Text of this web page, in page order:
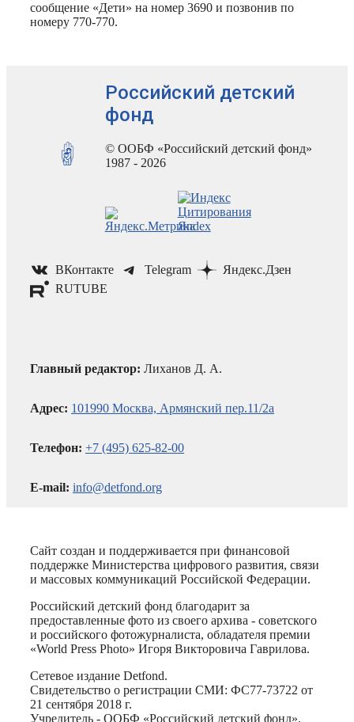
сообщение «Дети» на номер 3690 и позвонив по
номеру 770-770.
Российский детский
фонд
© ООБФ «Российский детский фонд»
1987 - 2026
ВКонтакте Telegram
Яндекс.Дзен
RUTUBE
Главный редактор: Лиханов Д. А.
Адрес: 101990 Москва, Армянский пер.11/2а
Телефон: +7 (495) 625-82-00
E-mail: info@detfond.org
Сайт создан и поддерживается при финансовой
поддержке Министерства цифрового развития, связи
и массовых коммуникаций Российской Федерации.
Российский детский фонд благодарит за
предоставленные фото из своего архива - советского
и российского фотожурналиста, обладателя премии
«World Press Photo» Игоря Викторовича Гаврилова.
Сетевое издание Detfond.
Свидетельство о регистрации СМИ: ФС77-73722 от
21 сентября 2018 г.
Учредитель - ООБФ «Российский детский фонд».